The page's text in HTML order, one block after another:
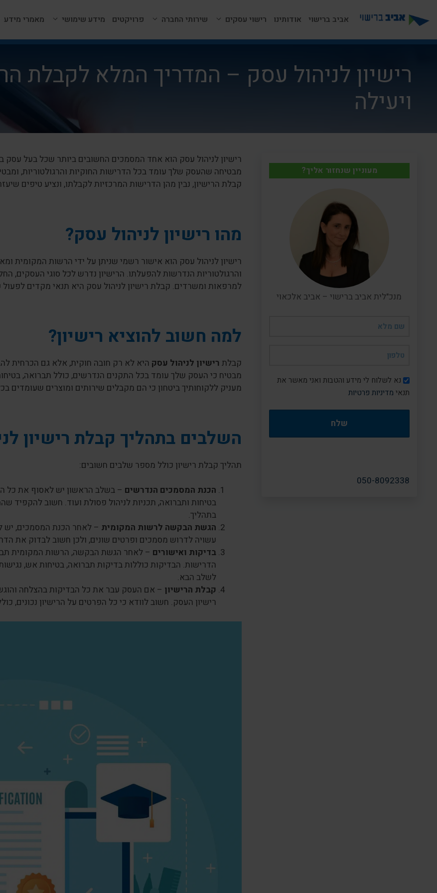
לתוכן
אביב ברישוי אודותינו רישוי עסקים שירותי החברה פרויקטים מידע שימושי מאמרי מידע
רישיון לניהול עסק – המדריך המלא לקבלת
ויעילה
רישיון לניהול עסק הוא אחד המסמכים החשובים ביותר שכל בעל עסק
מבטיחה שהעסק שלך עומד בכל הדרישות החוקיות והרגולטוריות,
קבלת הרישיון, נבין מהן הדרישות המרכזיות לקבלתו, ונציע טיפים
מהו רישיון לניהול עסק?
רישיון לניהול עסק הוא אישור רשמי שניתן על ידי הרשות המקומית
והרגולטוריות הנדרשות להפעלתו. הרישיון נדרש לכל סוגי העסקים,
למרפאות ומשרדים. קבלת רישיון לניהול עסק היא תנאי מקדים
למה חשוב להוציא רישיון?
קבלת רישיון לניהול עסק היא לא רק חובה חוקית, אלא גם הכרחית
מבטיח כי העסק שלך עומד בכל התקנים הנדרשים, כולל תברואה,
מעניק ללקוחותיך ביטחון כי הם מקבלים שירותים ומוצרים שעומדים
השלבים בתהליך קבלת רישיון
תהליך קבלת רישיון כולל מספר שלבים חשובים:
הכנת המסמכים הנדרשים – בשלב הראשון יש לאסוף את כל
בטיחות ותברואה, תכניות לניהול פסולת ועוד. חשוב להקפיד
בתהליך.
הגשת הבקשה לרשות המקומית – לאחר הכנת המסמכים,
עשויה לדרוש מסמכים ופרטים שונים, ולכן חשוב לבדוק את
בדיקות ואישורים – לאחר הגשת הבקשה, הרשות המקומית
הדרישות. הבדיקות כוללות בדיקות תברואה, בטיחות אש,
לשלב הבא.
קבלת הרישיון – אם העסק עבר את כל הבדיקות בהצלחה
רישיון העסק. חשוב לוודא כי כל הפרטים על הרישיון נכונים,
מעוניין שנחזור אליך?
מנכ"לית אביב ברישוי – אביב אלכאוי
דיוורנא לשלוח לי מידע והטבות ואני מאשר את
תנאי מדיניות פרטיות
050-8092338